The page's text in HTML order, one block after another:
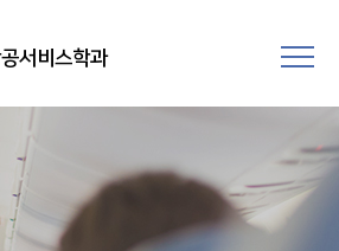
서비스학과